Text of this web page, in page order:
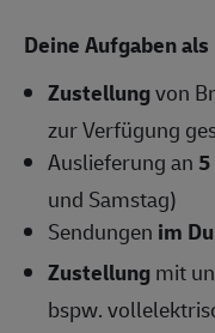
Deine Aufgaben
Zustellungvon
zur Verfügung
Auslieferung an
und Samstag)
Sendungen im
Zustellungmit
bspw.